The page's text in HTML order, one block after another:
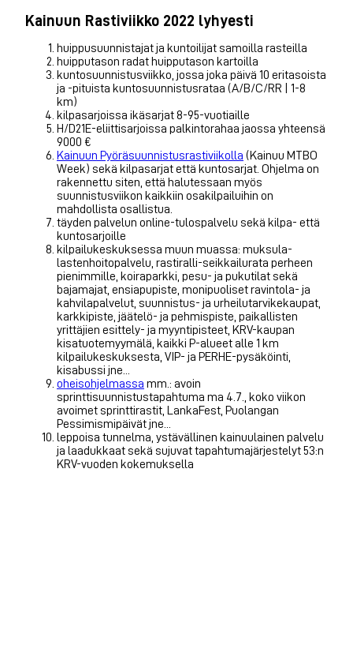
Kainuun Rastiviikko 2022 lyhyesti
huippusuunnistajat ja kuntoilijat samoilla rasteilla
huipputason radat huipputason kartoilla
kuntosuunnistusviikko, jossa joka päivä 10 eritasoista
ja -pituista kuntosuunnistusrataa (A/B/C/RR | 1-8
km)
kilpasarjoissa ikäsarjat 8-95-vuotiaille
H/D21E-eliittisarjoissa palkintorahaa jaossa yhteensä
9000 €
Kainuun Pyöräsuunnistusrastiviikolla (Kainuu MTBO
Week) sekä kilpasarjat että kuntosarjat. Ohjelma on
rakennettu siten, että halutessaan myös
suunnistusviikon kaikkiin osakilpailuihin on
mahdollista osallistua.
täyden palvelun online-tulospalvelu sekä kilpa- että
kuntosarjoille
kilpailukeskuksessa muun muassa: muksula-
lastenhoitopalvelu, rastiralli-seikkailurata perheen
pienimmille, koiraparkki, pesu- ja pukutilat sekä
bajamajat, ensiapupiste, monipuoliset ravintola- ja
kahvilapalvelut, suunnistus- ja urheilutarvikekaupat,
karkkipiste, jäätelö- ja pehmispiste, paikallisten
yrittäjien esittely- ja myyntipisteet, KRV-kaupan
kisatuotemyymälä, kaikki P-alueet alle 1 km
kilpailukeskuksesta, VIP- ja PERHE-pysäköinti,
kisabussi jne...
oheisohjelmassa mm.: avoin
sprinttisuunnistustapahtuma ma 4.7., koko viikon
avoimet sprinttirastit, LankaFest, Puolangan
Pessimismipäivät jne...
leppoisa tunnelma, ystävällinen kainuulainen palvelu
ja laadukkaat sekä sujuvat tapahtumajärjestelyt 53:n
KRV-vuoden kokemuksella